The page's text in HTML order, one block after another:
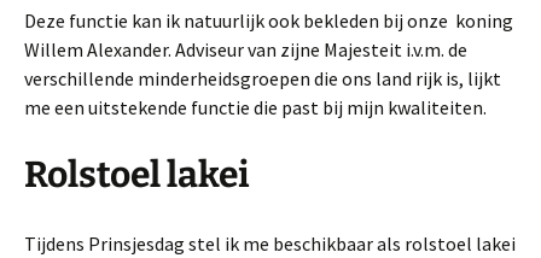
Deze functie kan ik natuurlijk ook bekleden bij onze koning
Willem Alexander. Adviseur van zijne Majesteit i.v.m. de
verschillende minderheidsgroepen die ons land rijk is, lijkt
me een uitstekende functie die past bij mijn kwaliteiten.
Rolstoel lakei
Tijdens Prinsjesdag stel ik me beschikbaar als rolstoel lakei